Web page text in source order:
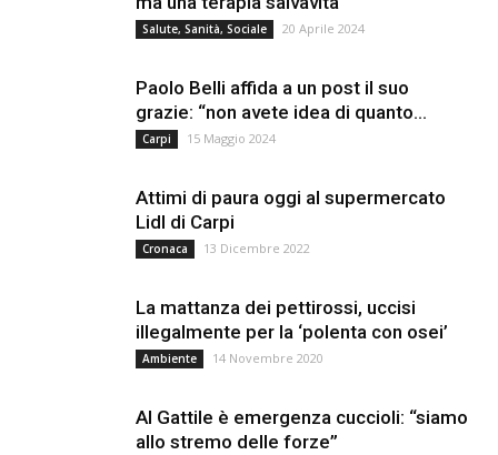
Salute, Sanità, Sociale 20 Aprile 2024
Paolo Belli affida a un post il suo
grazie: “non avete idea di quanto...
Carpi 15 Maggio 2024
Attimi di paura oggi al supermercato
Lidl di Carpi
Cronaca 13 Dicembre 2022
La mattanza dei pettirossi, uccisi
illegalmente per la ‘polenta con osei’
Ambiente 14 Novembre 2020
Al Gattile è emergenza cuccioli: “siamo
allo stremo delle forze”